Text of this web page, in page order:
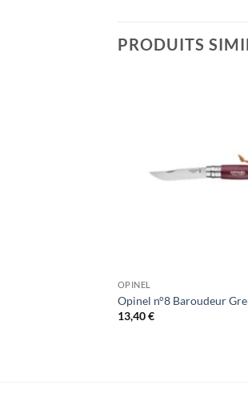
PRODUITS
OPINEL
Opinel n°8 Baroudeur
13,40€